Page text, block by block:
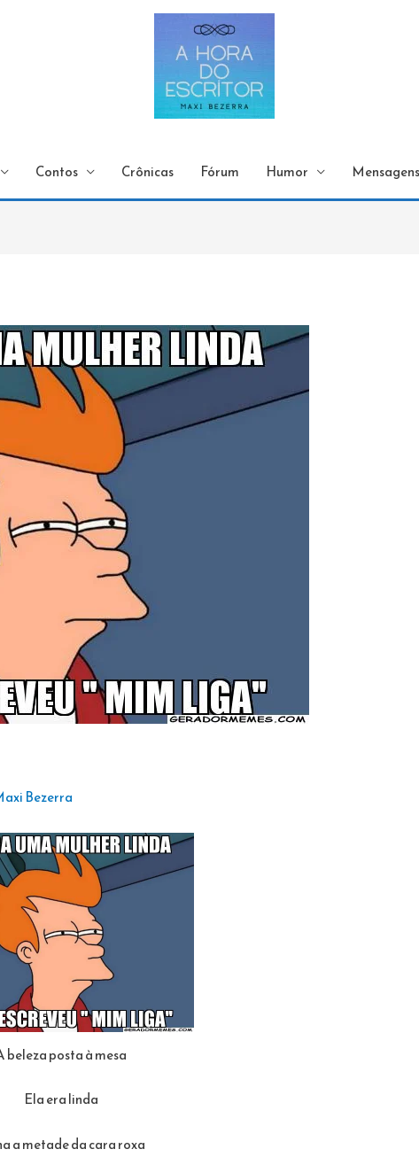
Contos Crônicas Fórum Humor Mensagens
Bezerra
beleza posta à mesa
Ela era linda
a metade da cara roxa